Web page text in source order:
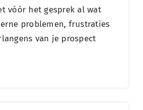
vóór het gesprek al wat
problemen, frustraties
van je prospect